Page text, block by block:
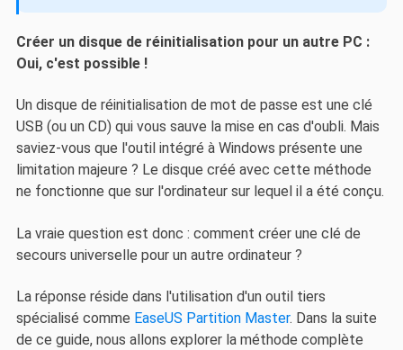
Créer un disque de réinitialisation pour un autre PC :
Oui, c'est possible !
Un disque de réinitialisation de mot de passe est une clé
USB (ou un CD) qui vous sauve la mise en cas d'oubli. Mais
saviez-vous que l'outil intégré à Windows présente une
limitation majeure ? Le disque créé avec cette méthode
ne fonctionne que sur l'ordinateur sur lequel il a été conçu.
La vraie question est donc : comment créer une clé de
secours universelle pour un autre ordinateur ?
La réponse réside dans l'utilisation d'un outil tiers
spécialisé comme EaseUS Partition Master. Dans la suite
de ce guide, nous allons explorer la méthode complète